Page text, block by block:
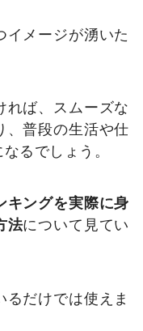
イメージが湧いた
れば、スムーズな
、普段の生活や仕
るでしょう。
キングを実際に身
法について見てい
るだけでは使えま